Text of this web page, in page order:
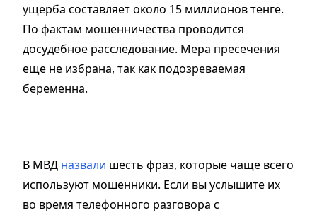
ущерба составляет около 15 миллионов тенге.
По фактам мошенничества проводится
досудебное расследование. Мера пресечения
еще не избрана, так как подозреваемая
беременна.
В МВД назвали шесть фраз, которые чаще всего
используют мошенники. Если вы услышите их
во время телефонного разговора с